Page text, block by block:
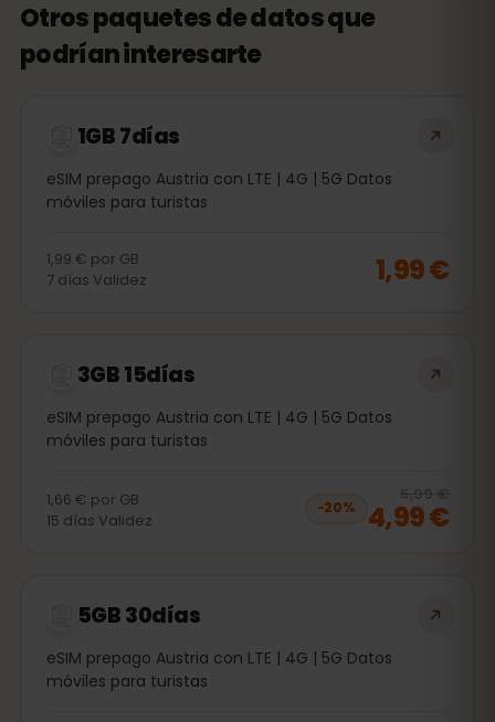
Otros paquetes de datos que
podrían interesarte
1GB 7días
eSIM prepago Austria con LTE | 4G | 5G Datos
móviles para turistas
1,99 € por GB
7 días Validez 1,99 €
3GB 15días
eSIM prepago Austria con LTE | 4G | 5G Datos
móviles para turistas
1,66 € por GB
15 días Validez
−20%
5,99 €
4,99 €
5GB 30días
eSIM prepago Austria con LTE | 4G | 5G Datos
móviles para turistas